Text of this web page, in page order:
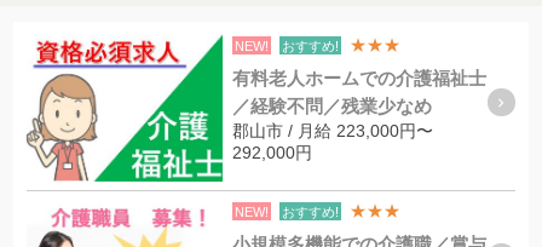
NEW! おすすめ! ★★★
有料老人ホームでの介護福祉士
／経験不問／残業少なめ
郡山市 / 月給 223,000円〜
292,000円
NEW! おすすめ! ★★★